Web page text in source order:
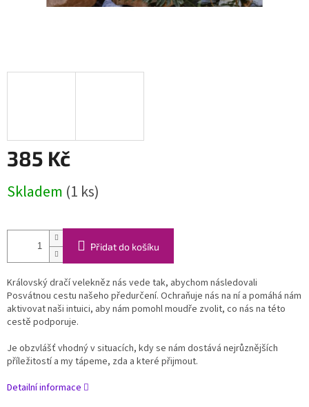
385 Kč
cena:
Skladem (1 ks)
Přidat do košíku
Královský dračí velekněz nás vede tak, abychom následovali
Posvátnou cestu našeho předurčení. Ochraňuje nás na ní a pomáhá nám
aktivovat naši intuici, aby nám pomohl moudře zvolit, co nás na této
cestě podporuje.
Je obzvlášť vhodný v situacích, kdy se nám dostává nejrůznějších
příležitostí a my tápeme, zda a které přijmout.
Detailní informace